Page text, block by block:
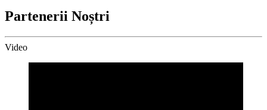
Partenerii Noștri
Video